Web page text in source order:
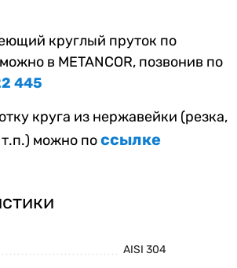
круглый пруток по
в METANCOR, позвонив по
445
круга из нержавейки (резка,
т.п.) можно поссылке
AISI 304